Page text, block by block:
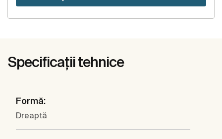
Specificații tehnice
Formă:
Dreaptă